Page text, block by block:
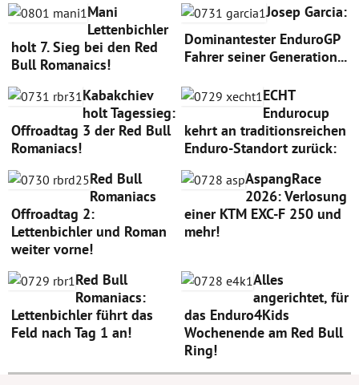
Mani
Lettenbichler
holt 7. Sieg bei den Red
Bull Romanaics!
Josep Garcia:
Dominantester EnduroGP
Fahrer seiner Generation...
Kabakchiev
holt Tagessieg:
Offroadtag 3 der Red Bull
Romaniacs!
ECHT
Endurocup
kehrt an traditionsreichen
Enduro-Standort zurück:
Red Bull
Romaniacs
Offroadtag 2:
Lettenbichler und Roman
weiter vorne!
AspangRace
2026: Verlosung
einer KTM EXC-F 250 und
mehr!
Red Bull
Romaniacs:
Lettenbichler führt das
Feld nach Tag 1 an!
Alles
angerichtet, für
das Enduro4Kids
Wochenende am Red Bull
Ring!